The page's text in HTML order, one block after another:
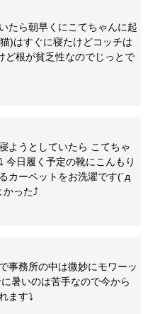
たら朝早くにこてちゃんに起
)はすぐに寝たけどコッチは
ど根が貧乏性なのでじっとで
ようとしていたら こてちゃ
今日履く予定の靴にこんもり
カーペットをお洗濯です(´д
かった⤴
事務所の中は微妙にモワーッ
暑いのは苦手なので今から
ます⤵